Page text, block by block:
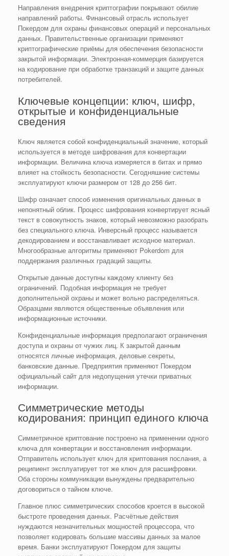
Направления внедрения криптографии покрывают обилие
направлений работы. Финансовый отрасль использует
Покердом для охраны финансовых операций и персональных
данных. Правительственные организации применяют
криптографические приёмы для обеспечения безопасности
закрытой информации. Электронная-коммерция базируется
на кодирование при обработке транзакций и защите данных
потребителей.
Ключевые концепции: ключ, шифр,
открытые и конфиденциальные
сведения
Ключ является собой конфиденциальный значение, который
используется в методе шифрования для конвертации
информации. Величина ключа измеряется в битах и прямо
влияет на стойкость безопасности. Сегодняшние системы
эксплуатируют ключи размером от 128 до 256 бит.
Шифр означает способ изменения оригинальных данных в
непонятный облик. Процесс шифрования конвертирует ясный
текст в совокупность знаков, который невозможно разобрать
без специального ключа. Инверсный процесс называется
декодированием и восстанавливает исходное материал.
Многообразные алгоритмы применяют Pokerdom для
поддержания различных градаций защиты.
Открытые данные доступны каждому клиенту без
ограничений. Подобная информация не требует
дополнительной охраны и может вольно распределяться.
Образцами являются общественные объявления или
информационные источники.
Конфиденциальные информация предполагают ограничения
доступа и охраны от чужих лиц. К закрытой данным
относятся личные информация, деловые секреты,
банковские данные. Предприятия применяют Покердом
официальный сайт для недопущения утечки приватных
информации.
Симметрические методы
кодирования: принцип единого ключа
Симметричное криптование построено на применении одного
ключа для конвертации и восстановления информации.
Отправитель использует ключ для криптования послания, а
реципиент эксплуатирует тот же ключ для расшифровки.
Оба стороны коммуникации вынуждены предварительно
договориться о тайном ключе.
Главное плюс симметрических способов кроется в высокой
быстроте проведения данных. Расчётные действия
нуждаются незначительных мощностей процессора, что
позволяет кодировать большие массивы данных за малое
время. Банки эксплуатируют Покердом для защиты